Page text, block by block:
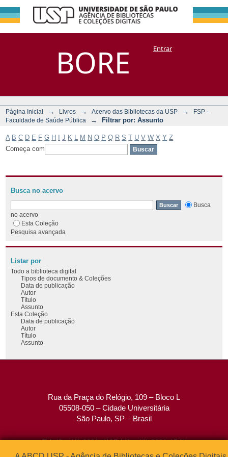
BORE
Filtrar por:
Assunto
DSpace/Manakin + CoriscoEntrar
Página Inicial → Livros → Acervo das Bibliotecas da USP →
FSP -
Faculdade de Saúde Pública
→ Filtrar por: Assunto
A B C D E F G H J K M N O P Q R S T U V W X Y Z
Começa com
Busca no acervo
Busca
no acervo
Esta Coleção
Pesquisa avançada
Listar por
Todo a biblioteca digital
Tipos de documento & Coleções
Data de publicação
Autor
Título
Assunto
Esta Coleção
Data de publicação
Autor
Título
Assunto
Rua da Praça do Relógio, 109 – Bloco L
05508-050 – Cidade Universitária
São Paulo, SP – Brasil
Tel: (0xx11) 3091-4195 / (0xx11) 3091-1541
Fax: (0xx11) 3091-1567